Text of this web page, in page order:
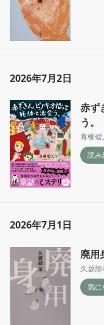
2026年7月2日
赤ず
う。
青柳碧
読み
2026年7月1日
廃用
久坂部
気に